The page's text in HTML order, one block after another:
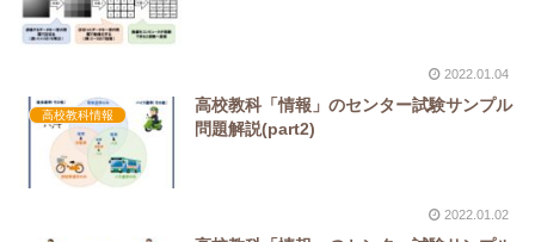
2022.01.04
高校教科情報
高校教科「情報」のセンター試験サンプル
問題解説(part2)
2022.01.02